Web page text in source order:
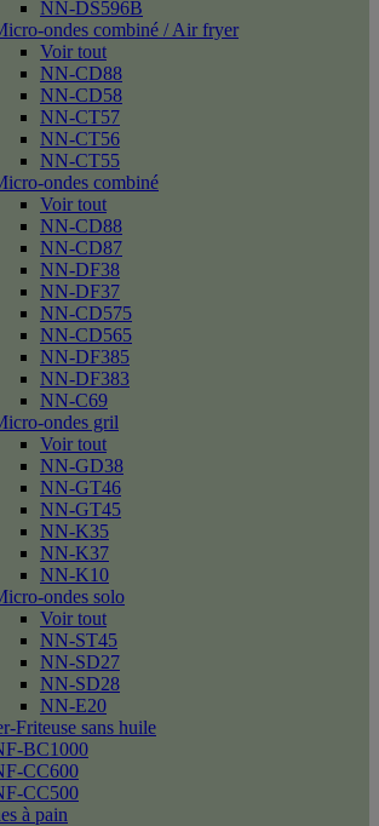
NN-DS596B
ondes combiné / Air fryer
Voir tout
NN-CD88
NN-CD58
NN-CT57
NN-CT56
NN-CT55
ondes combiné
Voir tout
NN-CD88
NN-CD87
NN-DF38
NN-DF37
NN-CD575
NN-CD565
NN-DF385
NN-DF383
NN-C69
ondes gril
Voir tout
NN-GD38
NN-GT46
NN-GT45
NN-K35
NN-K37
NN-K10
ondes solo
Voir tout
NN-ST45
NN-SD27
NN-SD28
NN-E20
Friteuse sans huile
BC1000
CC600
CC500
à pain